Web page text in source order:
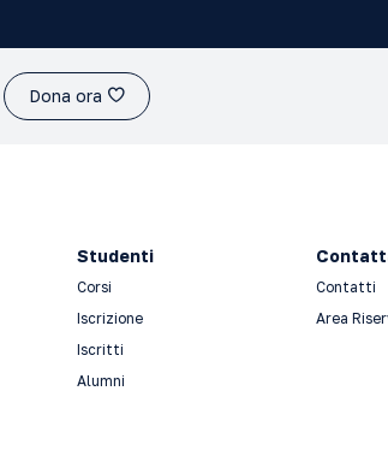
Dona ora
Studenti
Corsi
Iscrizione
Iscritti
Alumni
Contatti
Area